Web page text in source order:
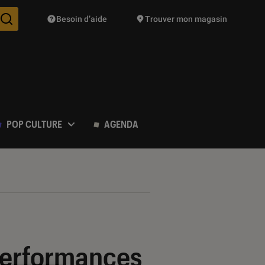
Des suggestions de produits vont vous être proposées
Besoin d’aide Trouver mon magasin
POP CULTURE AGENDA